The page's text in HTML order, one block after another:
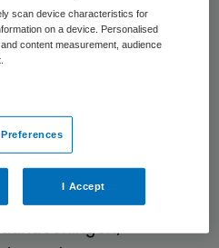
het Belgische en
biedt een
patiëntenzorg,
Het is gericht op
scan device characteristics for
on a device. Personalised
content measurement, audience
I Accept